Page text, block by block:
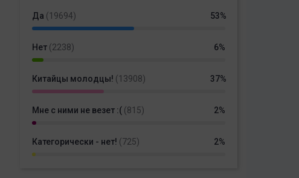
Да (19694) 53%
Нет (2238) 6%
Китайцы молодцы! (13908) 37%
Мне с ними не везет :( (815) 2%
Категорически - нет! (725) 2%